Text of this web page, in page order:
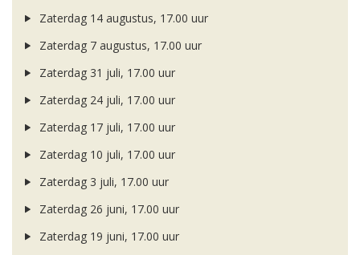
Zaterdag 14 augustus, 17.00 uur
Zaterdag 7 augustus, 17.00 uur
Zaterdag 31 juli, 17.00 uur
Zaterdag 24 juli, 17.00 uur
Zaterdag 17 juli, 17.00 uur
Zaterdag 10 juli, 17.00 uur
Zaterdag 3 juli, 17.00 uur
Zaterdag 26 juni, 17.00 uur
Zaterdag 19 juni, 17.00 uur